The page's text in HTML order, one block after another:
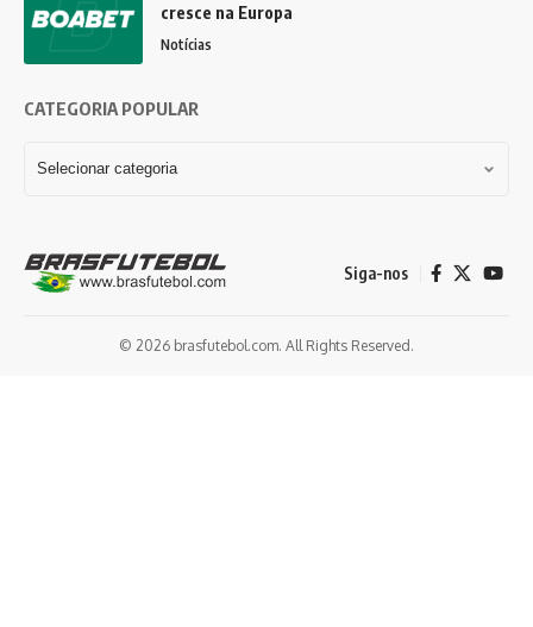
cresce na Europa
Notícias
CATEGORIA POPULAR
Siga-nos
© 2026 brasfutebol.com. All Rights Reserved.